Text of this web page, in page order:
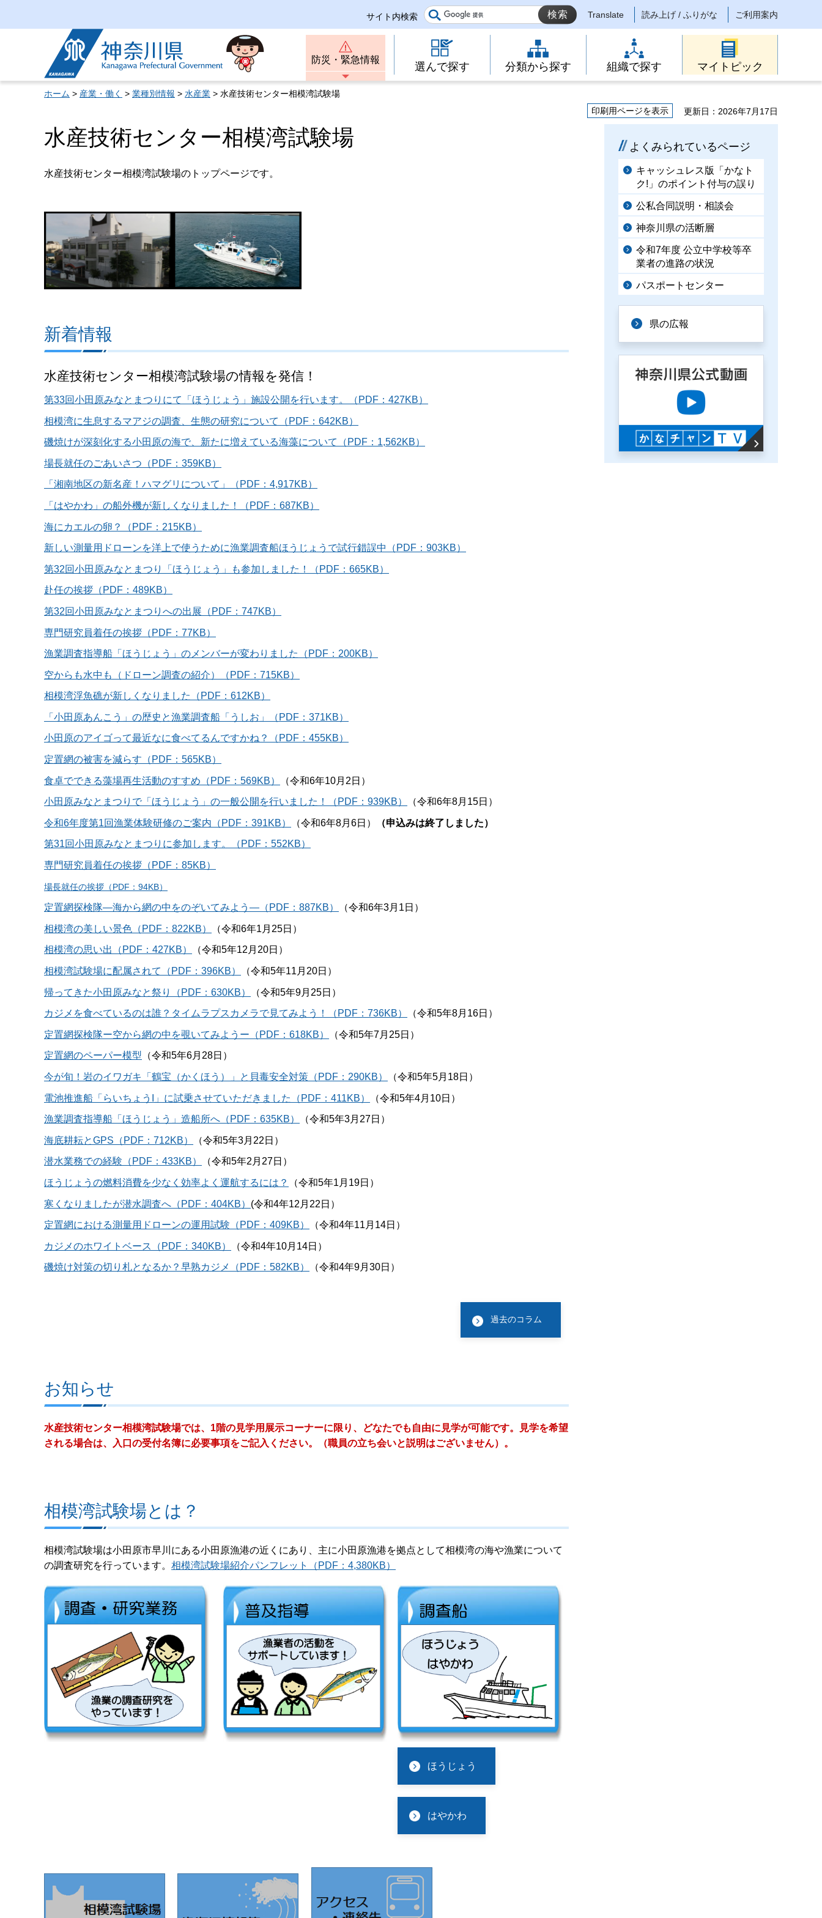
サイト内検索 Translate 読み上げ / ふりがな ご利用案内
神奈川県
防災・緊急情報
選んで探す 分類から探す 組織で探す マイトピック
ホーム > 産業・働く > 業種別情報 > 水産業 > 水産技術センター相模湾試験場
印刷用ページを表示
更新日：2026年7月17日
水産技術センター相模湾試験場
水産技術センター相模湾試験場のトップページです。
新着情報
水産技術センター相模湾試験場の情報を発信！
第33回小田原みなとまつりにて「ほうじょう」施設公開を行います。（PDF：427KB）
相模湾に生息するマアジの調査、生態の研究について（PDF：642KB）
磯焼けが深刻化する小田原の海で、新たに増えている海藻について（PDF：1,562KB）
場長就任のごあいさつ（PDF：359KB）
「湘南地区の新名産！ハマグリについて」（PDF：4,917KB）
「はやかわ」の船外機が新しくなりました！（PDF：687KB）
海にカエルの卵？（PDF：215KB）
新しい測量用ドローンを洋上で使うために漁業調査船ほうじょうで試行錯誤中（PDF：903KB）
第32回小田原みなとまつり「ほうじょう」も参加しました！（PDF：665KB）
赴任の挨拶（PDF：489KB）
第32回小田原みなとまつりへの出展（PDF：747KB）
専門研究員着任の挨拶（PDF：77KB）
漁業調査指導船「ほうじょう」のメンバーが変わりました（PDF：200KB）
空からも水中も（ドローン調査の紹介）（PDF：715KB）
相模湾浮魚礁が新しくなりました（PDF：612KB）
「小田原あんこう」の歴史と漁業調査船「うしお」（PDF：371KB）
小田原のアイゴって最近なに食べてるんですかね？（PDF：455KB）
定置網の被害を減らす（PDF：565KB）
食卓でできる藻場再生活動のすすめ（PDF：569KB） （令和6年10月2日）
小田原みなとまつりで「ほうじょう」の一般公開を行いました！（PDF：939KB） （令和6年8月15日）
令和6年度第1回漁業体験研修のご案内（PDF：391KB） （令和6年8月6日） （申込みは終了しました）
第31回小田原みなとまつりに参加します。（PDF：552KB）
専門研究員着任の挨拶（PDF：85KB）
場長就任の挨拶（PDF：94KB）
定置網探検隊―海から網の中をのぞいてみよう―（PDF：887KB） （令和6年3月1日）
相模湾の美しい景色（PDF：822KB） （令和6年1月25日）
相模湾の思い出（PDF：427KB） （令和5年12月20日）
相模湾試験場に配属されて（PDF：396KB） （令和5年11月20日）
帰ってきた小田原みなと祭り（PDF：630KB） （令和5年9月25日）
カジメを食べているのは誰？タイムラプスカメラで見てみよう！（PDF：736KB） （令和5年8月16日）
定置網探検隊ー空から網の中を覗いてみようー（PDF：618KB） （令和5年7月25日）
定置網のペーパー模型 （令和5年6月28日）
今が旬！岩のイワガキ「鶴宝（かくほう）」と貝毒安全対策（PDF：290KB） （令和5年5月18日）
電池推進船「らいちょうI」に試乗させていただきました（PDF：411KB） （令和5年4月10日）
漁業調査指導船「ほうじょう」造船所へ（PDF：635KB） （令和5年3月27日）
海底耕耘とGPS（PDF：712KB） （令和5年3月22日）
潜水業務での経験（PDF：433KB） （令和5年2月27日）
ほうじょうの燃料消費を少なく効率よく運航するには？ （令和5年1月19日）
寒くなりましたが潜水調査へ（PDF：404KB） (令和4年12月22日）
定置網における測量用ドローンの運用試験（PDF：409KB） （令和4年11月14日）
カジメのホワイトベース（PDF：340KB） （令和4年10月14日）
磯焼け対策の切り札となるか？早熟カジメ（PDF：582KB） （令和4年9月30日）
過去のコラム
お知らせ
水産技術センター相模湾試験場では、1階の見学用展示コーナーに限り、どなたでも自由に見学が可能です。見学を希望
される場合は、入口の受付名簿に必要事項をご記入ください。（職員の立ち会いと説明はございません）。
相模湾試験場とは？
相模湾試験場は小田原市早川にある小田原漁港の近くにあり、主に小田原漁港を拠点として相模湾の海や漁業について
の調査研究を行っています。 相模湾試験場紹介パンフレット（PDF：4,380KB）
ほうじょう
はやかわ
よくみられているページ
キャッシュレス版「かなト
ク!」のポイント付与の誤り
公私合同説明・相談会
神奈川県の活断層
令和7年度 公立中学校等卒
業者の進路の状況
パスポートセンター
県の広報